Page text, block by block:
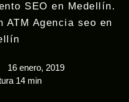
SEO en Medellín.
ATM Agencia seo en
16 enero, 2019
14 min